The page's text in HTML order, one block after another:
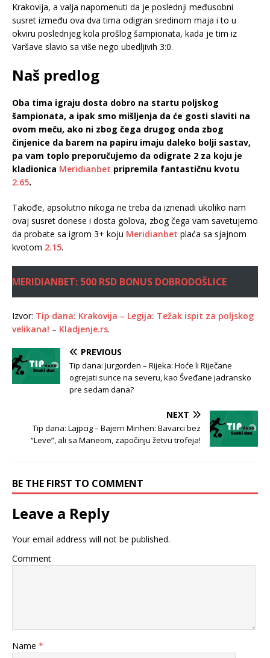
Krakovija, a valja napomenuti da je poslednji međusobni
susret između ova dva tima odigran sredinom maja i to u
okviru poslednjeg kola prošlog šampionata, kada je tim iz
Varšave slavio sa više nego ubedljivih 3:0.
Naš predlog
Oba tima igraju dosta dobro na startu poljskog
šampionata, a ipak smo mišljenja da će gosti slaviti na
ovom meču, ako ni zbog čega drugog onda zbog
činjenice da barem na papiru imaju daleko bolji sastav,
pa vam toplo preporučujemo da odigrate 2 za koju je
kladionica Meridianbet pripremila fantastičnu kvotu
2.65.
Takođe, apsolutno nikoga ne treba da iznenadi ukoliko nam
ovaj susret donese i dosta golova, zbog čega vam savetujemo
da probate sa igrom 3+ koju Meridianbet plaća sa sjajnom
kvotom 2.15.
MERIDIANBET: 500 RSD BONUS DOBRODOŠLICE
Izvor: Tip dana: Krakovija – Legija: Težak ispit za poljskog
velikana! – Kladjenje.rs.
PREVIOUS
Tip dana: Jurgorden – Rijeka: Hoće li Riječane
ogrejati sunce na severu, kao Šveđane jadransko
pre sedam dana?
NEXT
Tip dana: Lajpcig – Bajern Minhen: Bavarci bez
“Leve”, ali sa Maneom, započinju žetvu trofeja!
BE THE FIRST TO COMMENT
Leave a Reply
Your email address will not be published.
Comment
Name *